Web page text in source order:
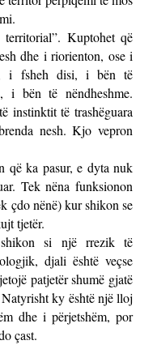
Kuptohet që
dhe i riorienton, ose i
i fsheh disi, i bën të
i bën të nëndheshme.
instinktit të trashëguara
nesh. Kjo vepron
që ka pasur, e dyta nuk
Tek nëna funksionon
çdo nënë) kur shikon se
tjetër.
si një rrezik të
djali është veçse
patjetër shumë gjatë
ky është një lloj
dhe i përjetshëm, por
çast.